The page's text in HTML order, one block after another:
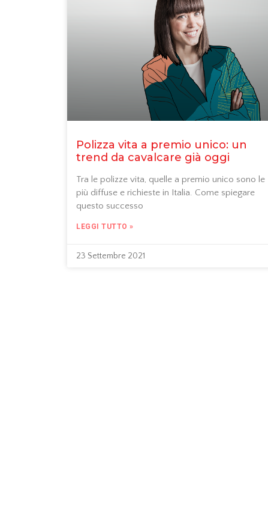
Polizza vita a premio unico: un
trend da cavalcare già oggi
Tra le polizze vita, quelle a premio unico sono le
più diffuse e richieste in Italia. Come spiegare
questo successo
LEGGI TUTTO »
23 Settembre 2021